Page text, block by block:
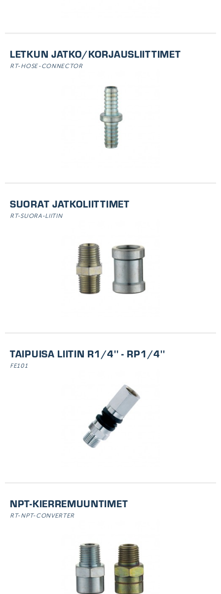
LETKUN JATKO/KORJAUSLIITTIMET
RT-HOSE-CONNECTOR
SUORAT JATKOLIITTIMET
RT-SUORA-LIITIN
TAIPUISA LIITIN R1/4'' - RP1/4''
FE101
NPT-KIERREMUUNTIMET
RT-NPT-CONVERTER